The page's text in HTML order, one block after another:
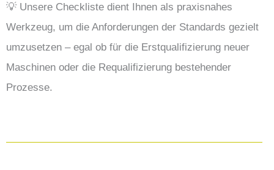
💡 Unsere Checkliste dient Ihnen als praxisnahes
Werkzeug, um die Anforderungen der Standards gezielt
umzusetzen – egal ob für die Erstqualifizierung neuer
Maschinen oder die Requalifizierung bestehender
Prozesse.